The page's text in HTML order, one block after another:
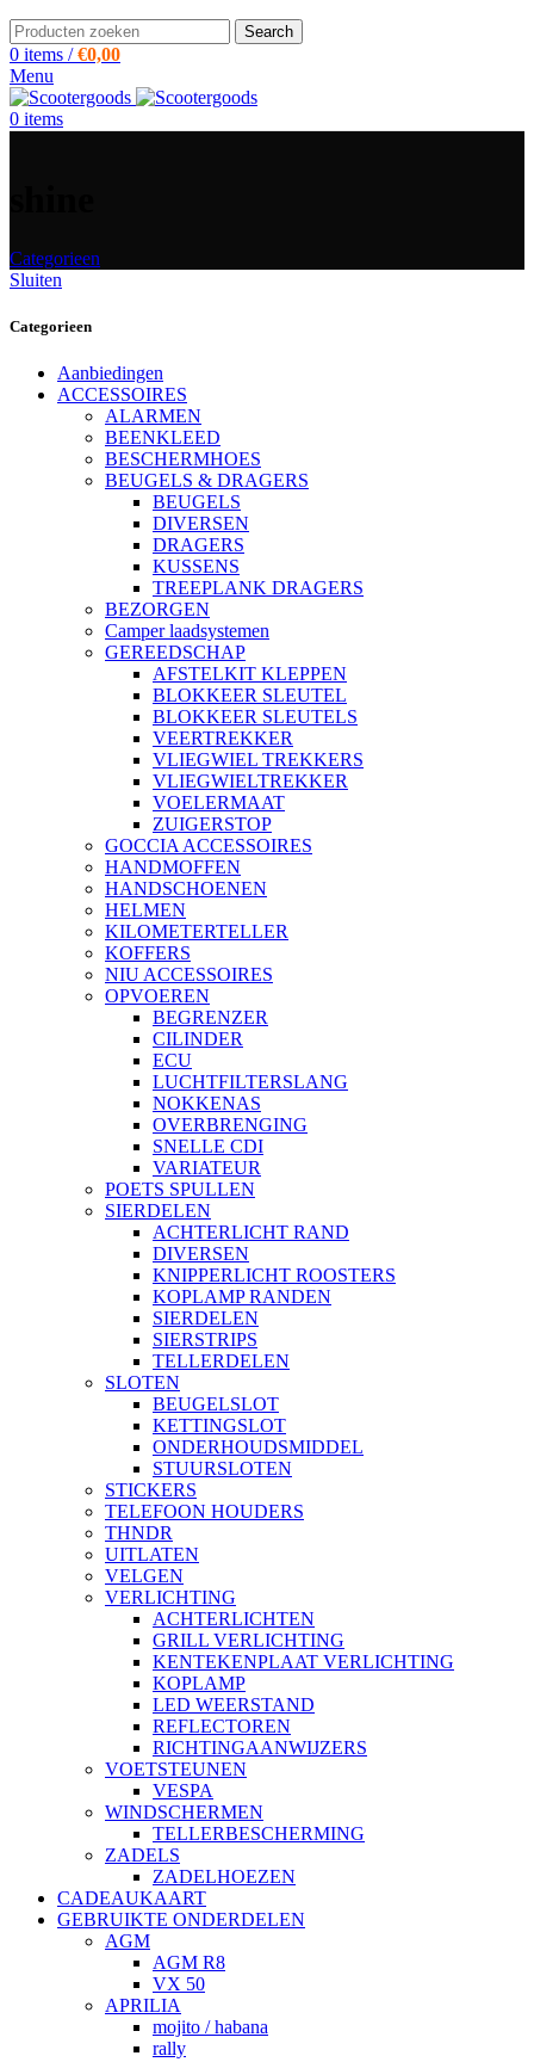
Search
0 items / €0,00
Menu
0 items
Categorieen
Sluiten
Categorieen
Aanbiedingen
ACCESSOIRES
ALARMEN
BEENKLEED
BESCHERMHOES
BEUGELS & DRAGERS
BEUGELS
DIVERSEN
DRAGERS
KUSSENS
TREEPLANK DRAGERS
BEZORGEN
Camper laadsystemen
GEREEDSCHAP
AFSTELKIT KLEPPEN
BLOKKEER SLEUTEL
BLOKKEER SLEUTELS
VEERTREKKER
VLIEGWIEL TREKKERS
VLIEGWIELTREKKER
VOELERMAAT
ZUIGERSTOP
GOCCIA ACCESSOIRES
HANDMOFFEN
HANDSCHOENEN
HELMEN
KILOMETERTELLER
KOFFERS
NIU ACCESSOIRES
OPVOEREN
BEGRENZER
CILINDER
ECU
LUCHTFILTERSLANG
NOKKENAS
OVERBRENGING
SNELLE CDI
VARIATEUR
POETS SPULLEN
SIERDELEN
ACHTERLICHT RAND
DIVERSEN
KNIPPERLICHT ROOSTERS
KOPLAMP RANDEN
SIERDELEN
SIERSTRIPS
TELLERDELEN
SLOTEN
BEUGELSLOT
KETTINGSLOT
ONDERHOUDSMIDDEL
STUURSLOTEN
STICKERS
TELEFOON HOUDERS
THNDR
UITLATEN
VELGEN
VERLICHTING
ACHTERLICHTEN
GRILL VERLICHTING
KENTEKENPLAAT VERLICHTING
KOPLAMP
LED WEERSTAND
REFLECTOREN
RICHTINGAANWIJZERS
VOETSTEUNEN
VESPA
WINDSCHERMEN
TELLERBESCHERMING
ZADELS
ZADELHOEZEN
CADEAUKAART
GEBRUIKTE ONDERDELEN
AGM
AGM R8
VX 50
APRILIA
mojito / habana
rally